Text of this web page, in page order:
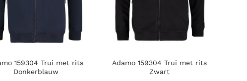
159304 Trui met rits
Donkerblauw
Adamo 159304 Trui met rits
Zwart